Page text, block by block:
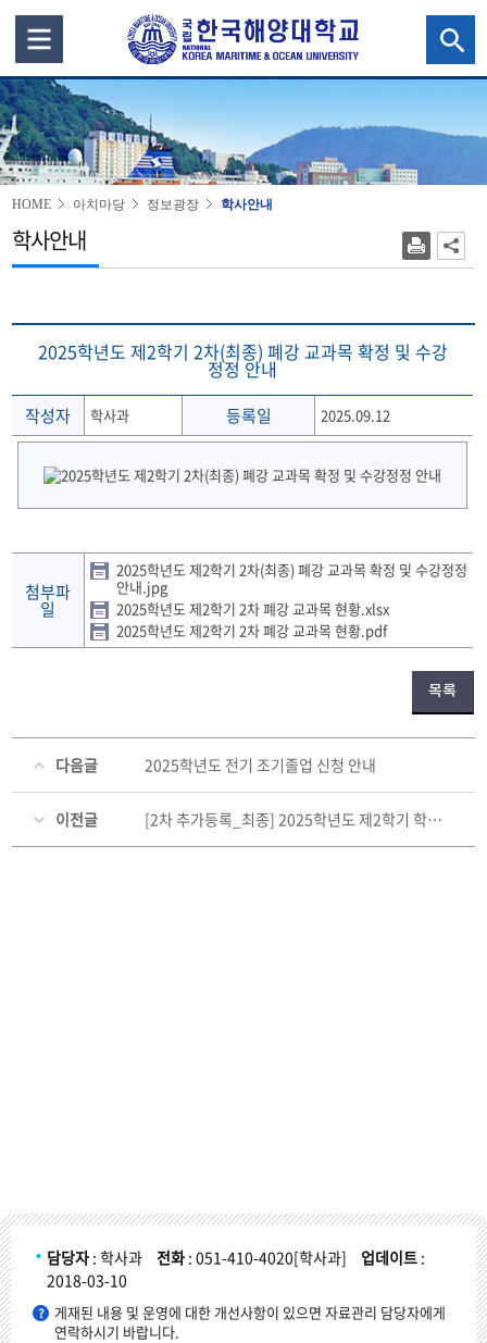
HOME 아치마당 정보광장 학사안내
학사안내
2025학년도 제2학기 2차(최종) 폐강 교과목 확정 및 수강
정정 안내
작성자 학사과 등록일 2025.09.12
첨부파
일
2025학년도 제2학기 2차(최종) 폐강 교과목 확정 및 수강정정
안내.jpg
2025학년도 제2학기 2차 폐강 교과목 현황.xlsx
2025학년도 제2학기 2차 폐강 교과목 현황.pdf
목록
다음글 2025학년도 전기 조기졸업 신청 안내
이전글 [2차 추가등록_최종] 2025학년도 제2학기 학부생 복학 및 휴학 신청 안내
담당자 : 학사과 전화 : 051-410-4020[학사과] 업데이트 :
2018-03-10
게재된 내용 및 운영에 대한 개선사항이 있으면 자료관리 담당자에게
연락하시기 바랍니다.